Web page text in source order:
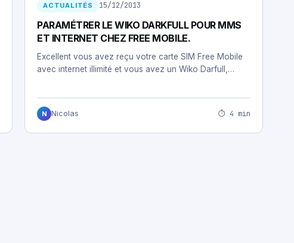
ACTUALITÉS 15/12/2013
PARAMÉTRER LE WIKO DARKFULL POUR MMS
ET INTERNET CHEZ FREE MOBILE.
Excellent vous avez reçu votre carte SIM Free Mobile
avec internet illimité et vous avez un Wiko Darfull,…
N Nicolas ⏱ 4 min